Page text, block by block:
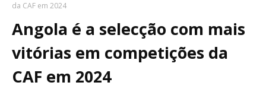
da CAF em 2024
Angola é a selecção com mais
vitórias em competições da
CAF em 2024